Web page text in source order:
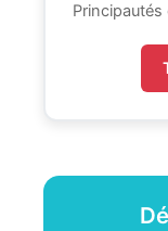
Principautés